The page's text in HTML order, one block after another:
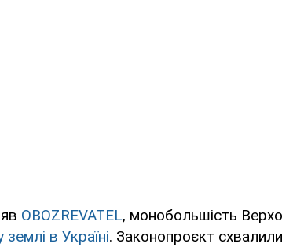
OBOZREVATEL, монобольшість
в Україні. Законопроєкт